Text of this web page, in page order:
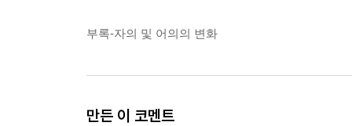
부록-자의 및 어의의 변화
만든 이 코멘트